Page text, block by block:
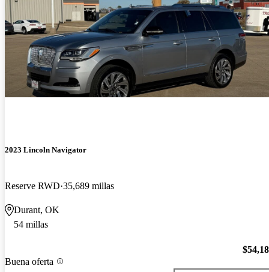
2023 Lincoln Navigator
Reserve RWD 35,689 millas
Durant, OK
54 millas
Buena oferta